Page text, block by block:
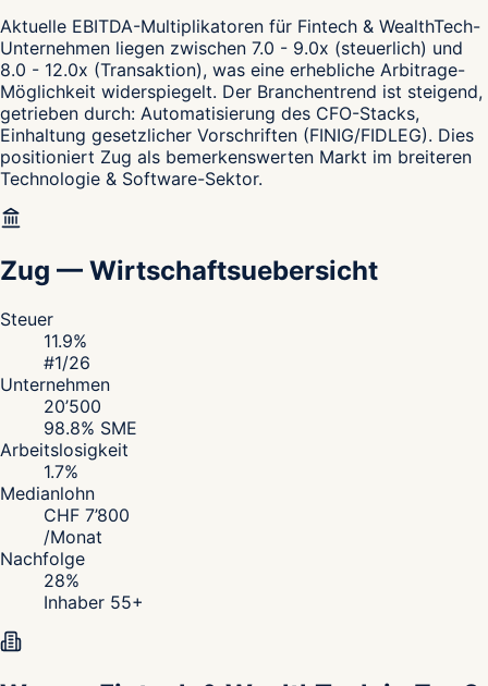
Aktuelle EBITDA-Multiplikatoren für Fintech & WealthTech-
Unternehmen liegen zwischen 7.0 - 9.0x (steuerlich) und
8.0 - 12.0x (Transaktion), was eine erhebliche Arbitrage-
Möglichkeit widerspiegelt. Der Branchentrend ist steigend,
getrieben durch: Automatisierung des CFO-Stacks,
Einhaltung gesetzlicher Vorschriften (FINIG/FIDLEG). Dies
positioniert Zug als bemerkenswerten Markt im breiteren
Technologie & Software-Sektor.
Zug — Wirtschaftsuebersicht
Steuer
11.9%
#1/26
Unternehmen
20’500
98.8% SME
Arbeitslosigkeit
1.7%
Medianlohn
CHF 7’800
/Monat
Nachfolge
28%
Inhaber 55+